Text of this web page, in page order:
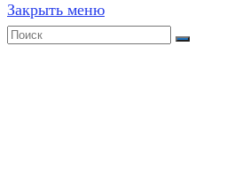
Закрыть меню